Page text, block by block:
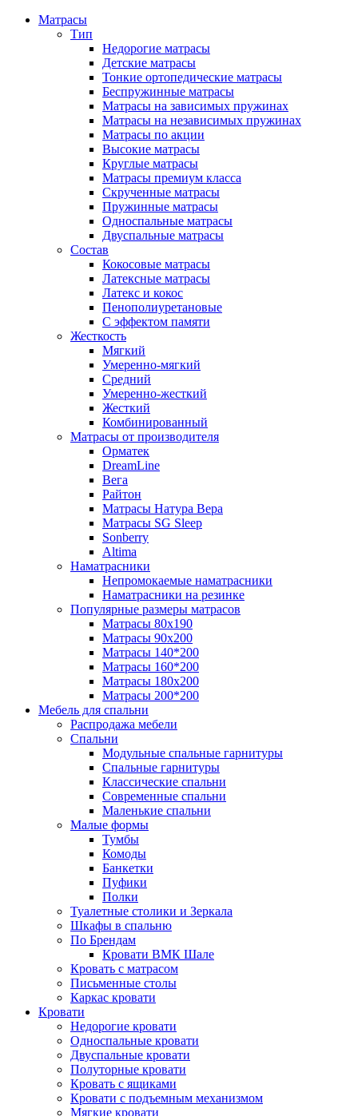
Матрасы
Тип
Недорогие матрасы
Детские матрасы
Тонкие ортопедические матрасы
Беспружинные матрасы
Матрасы на зависимых пружинах
Матрасы на независимых пружинах
Матрасы по акции
Высокие матрасы
Круглые матрасы
Матрасы премиум класса
Скрученные матрасы
Пружинные матрасы
Односпальные матрасы
Двуспальные матрасы
Состав
Кокосовые матрасы
Латексные матрасы
Латекс и кокос
Пенополиуретановые
С эффектом памяти
Жесткость
Мягкий
Умеренно-мягкий
Средний
Умеренно-жесткий
Жесткий
Комбинированный
Матрасы от производителя
Орматек
DreamLine
Вега
Райтон
Матрасы Натура Вера
Матрасы SG Sleep
Sonberry
Altima
Наматрасники
Непромокаемые наматрасники
Наматрасники на резинке
Популярные размеры матрасов
Матрасы 80x190
Матрасы 90x200
Матрасы 140*200
Матрасы 160*200
Матрасы 180x200
Матрасы 200*200
Мебель для спальни
Распродажа мебели
Спальни
Модульные спальные гарнитуры
Спальные гарнитуры
Классические спальни
Современные спальни
Маленькие спальни
Малые формы
Тумбы
Комоды
Банкетки
Пуфики
Полки
Туалетные столики и Зеркала
Шкафы в спальню
По Брендам
Кровати ВМК Шале
Кровать с матрасом
Письменные столы
Каркас кровати
Кровати
Недорогие кровати
Односпальные кровати
Двуспальные кровати
Полуторные кровати
Кровать с ящиками
Кровати с подъемным механизмом
Мягкие кровати